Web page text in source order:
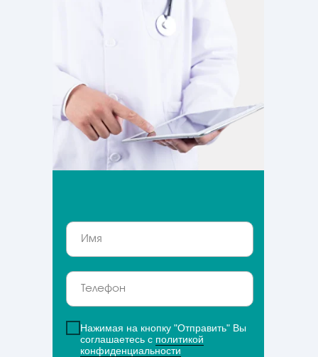
Нажимая на кнопку "Отправить" Вы
соглашаетесь с политикой
конфиденциальности